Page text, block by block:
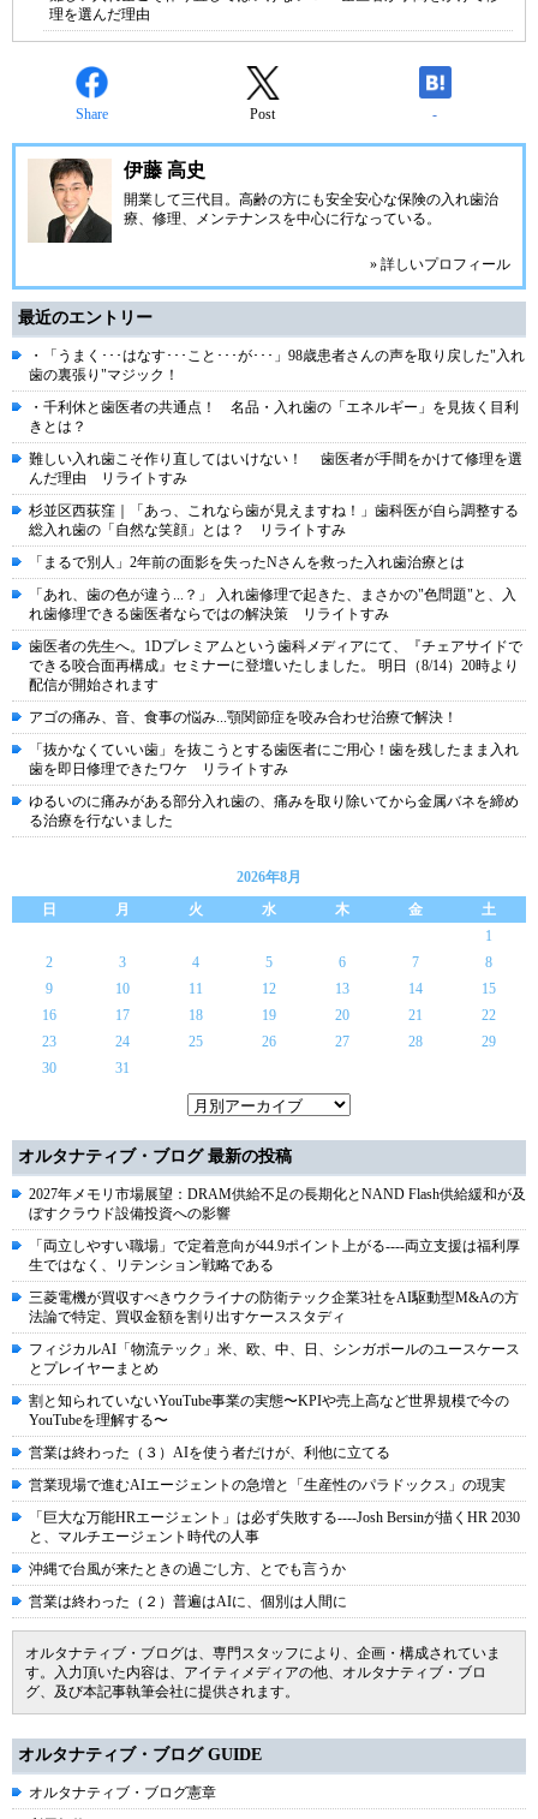
理を選んだ理由
Share Post -
伊藤 高史
開業して三代目。高齢の方にも安全安心な保険の入れ歯治
療、修理、メンテナンスを中心に行なっている。
» 詳しいプロフィール
最近のエントリー
・「うまく･･･はなす･･･こと･･･が･･･」98歳患者さんの声を取り戻した"入れ
歯の裏張り"マジック！
・千利休と歯医者の共通点！ 名品・入れ歯の「エネルギー」を見抜く目利
きとは？
難しい入れ歯こそ作り直してはいけない！ 歯医者が手間をかけて修理を選
んだ理由 リライトすみ
杉並区西荻窪｜「あっ、これなら歯が見えますね！」歯科医が自ら調整する
総入れ歯の「自然な笑顔」とは？ リライトすみ
「まるで別人」2年前の面影を失ったNさんを救った入れ歯治療とは
「あれ、歯の色が違う...？」 入れ歯修理で起きた、まさかの"色問題"と、入
れ歯修理できる歯医者ならではの解決策 リライトすみ
歯医者の先生へ。1Dプレミアムという⻭科メディアにて、『チェアサイドで
できる咬合⾯再構成』セミナーに登壇いたしました。 明⽇（8/14）20時より
配信が開始されます
アゴの痛み、音、食事の悩み...顎関節症を咬み合わせ治療で解決！
「抜かなくていい歯」を抜こうとする歯医者にご用心！歯を残したまま入れ
歯を即日修理できたワケ リライトすみ
ゆるいのに痛みがある部分入れ歯の、痛みを取り除いてから金属バネを締め
る治療を行ないました
2026年8月
日
月 火 水 木 金
土
1
2
3 4 5 6 7
8
9
10 11 12 13 14
15
16
17 18 19 20 21
22
23
24 25 26 27 28
29
30
31
オルタナティブ・ブログ 最新の投稿
2027年メモリ市場展望：DRAM供給不足の長期化とNAND Flash供給緩和が及
ぼすクラウド設備投資への影響
「両立しやすい職場」で定着意向が44.9ポイント上がる----両立支援は福利厚
生ではなく、リテンション戦略である
三菱電機が買収すべきウクライナの防衛テック企業3社をAI駆動型M&Aの方
法論で特定、買収金額を割り出すケーススタディ
フィジカルAI「物流テック」米、欧、中、日、シンガポールのユースケース
とプレイヤーまとめ
割と知られていないYouTube事業の実態〜KPIや売上高など世界規模で今の
YouTubeを理解する〜
営業は終わった（３）AIを使う者だけが、利他に立てる
営業現場で進むAIエージェントの急増と「生産性のパラドックス」の現実
「巨大な万能HRエージェント」は必ず失敗する----Josh Bersinが描くHR 2030
と、マルチエージェント時代の人事
沖縄で台風が来たときの過ごし方、とでも言うか
営業は終わった（２）普遍はAIに、個別は人間に
オルタナティブ・ブログは、専門スタッフにより、企画・構成されていま
す。入力頂いた内容は、アイティメディアの他、オルタナティブ・ブロ
グ、及び本記事執筆会社に提供されます。
オルタナティブ・ブログ GUIDE
オルタナティブ・ブログ憲章